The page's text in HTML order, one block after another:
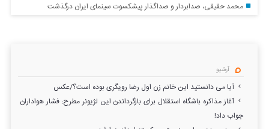
محمد حقیقی، صدابردار و صداگذار پیشکسوت سینمای ایران درگذشت
آرشیو
آیا می دانستید این خانم زن اول رضا رویگری بوده است؟/عکس
آغاز مذاکره باشگاه استقلال برای بازگرداندن این لژیونر مطرح: فشار هواداران
جواب داد!